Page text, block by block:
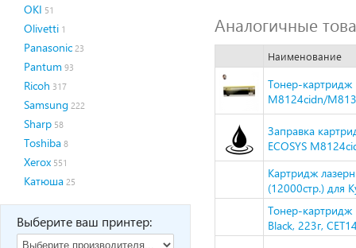
OKI 51
Olivetti 1
Panasonic 23
Pantum 93
Ricoh 317
Samsung 222
Sharp 58
Toshiba 8
Xerox 551
Катюша 25
Выберите ваш принтер:
Аналогичные
Наименование
Тонер-картридж
M8124cidn/
Заправка
ECOSYS
Картридж
(12000стр.) для
Тонер-картридж
Black, 223г,